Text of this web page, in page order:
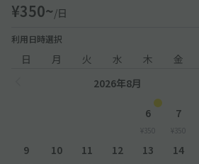
¥350~/日
利用日時選択
日 月 火 水 木 金
2026年8月
6
¥350
7
¥350
9 10 11 12 13 14